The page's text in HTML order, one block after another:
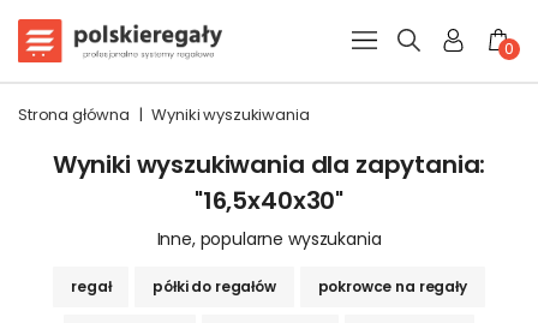
0
Strona główna | Wyniki wyszukiwania
Wyniki wyszukiwania dla zapytania:
"16,5x40x30"
Inne, popularne wyszukania
regał półki do regałów pokrowce na regały